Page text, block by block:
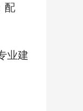
配
业建